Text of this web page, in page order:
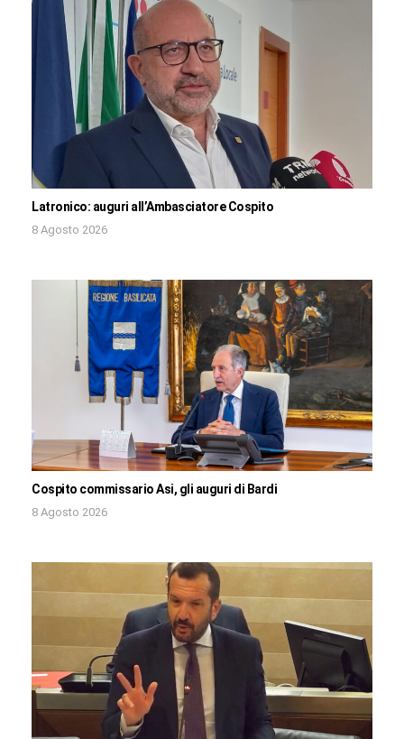
Latronico: auguri all’Ambasciatore Cospito
8 Agosto 2026
Cospito commissario Asi, gli auguri di Bardi
8 Agosto 2026